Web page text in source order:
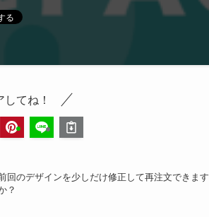
てね！
回のデザインを少しだけ修正して再注文できます
？